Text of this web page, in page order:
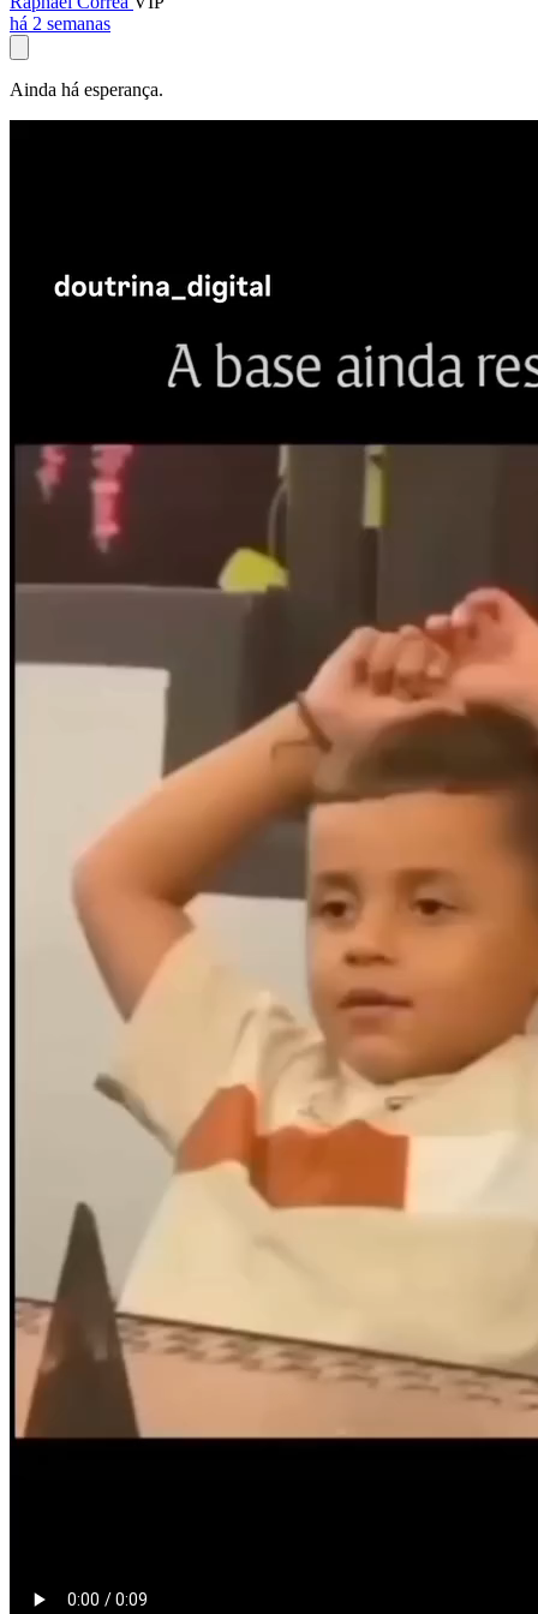
há 2 semanas
Ainda há esperança.